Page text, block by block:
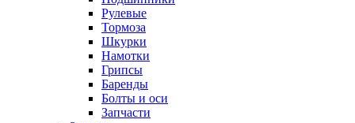
Рулевые
Тормоза
Шкурки
Намотки
Грипсы
Баренды
Болты и оси
Запчасти